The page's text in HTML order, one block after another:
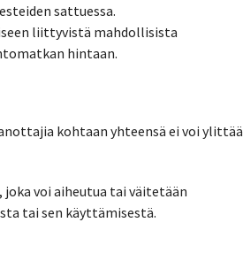
sattuessa.
liittyvistä mahdollisista
hintaan.
kohtaan yhteensä ei voi ylittää
voi aiheutua tai väitetään
tai sen käyttämisestä.